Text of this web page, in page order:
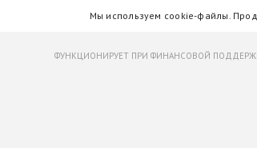
Мы используем cookie-файлы.
ФУНКЦИОНИРУЕТ ПРИ ФИНАНСОВОЙ